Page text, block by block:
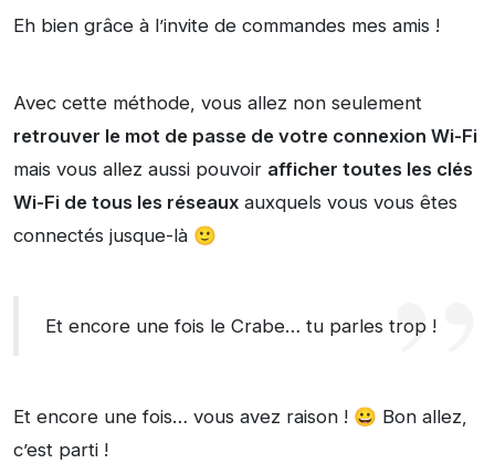
Eh bien grâce à l’invite de commandes mes amis !
Avec cette méthode, vous allez non seulement
retrouver le mot de passe de votre connexion Wi-Fi
mais vous allez aussi pouvoir afficher toutes les clés
Wi-Fi de tous les réseaux auxquels vous vous êtes
connectés jusque-là 🙂
Et encore une fois le Crabe… tu parles trop !
Et encore une fois… vous avez raison ! 😀 Bon allez,
c’est parti !